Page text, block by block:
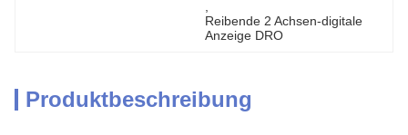
Reibende 2 Achsen-digitale
Anzeige DRO
Produktbeschreibung